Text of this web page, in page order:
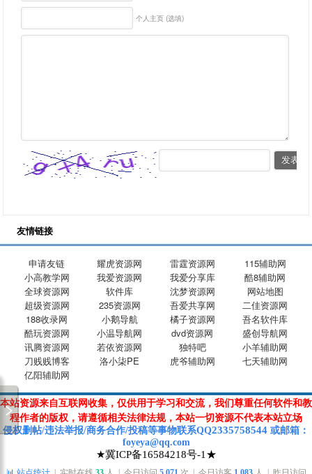
个人主页 (选填)
友情链接
申请友链 耀虎资源网 雷霆资源网
115辅助网
小高教学网
我爱资源网 我爱分享库
酷8辅助网
全球资源网
软件库 沈梦资源网
网站地图
超级资源网
235资源网 吾爱共享网
二佳资源网
188收录网
小鹅导航 橘子资源网
吾名软件库
酷玩资源网
小温导航网 dvd资源网
盛创导航网
讯腾资源网
若依资源网 独特吧
小羊辅助网
刀贱贱博客
洛小柒PE 虎爷辅助网
七天辅助网
亿阳辅助网
本站资源来自互联网收集，仅供用于学习和交流，我们尊重任何软件和教
程作者的版权，请遵循相关法律法规，本站一切资源不代表本站立场
侵权删帖/违法举报/商务合作/投稿等事物联系QQ2335758544 或邮箱 ：
foyeya@qq.com
★冀ICP备16584218号-1★